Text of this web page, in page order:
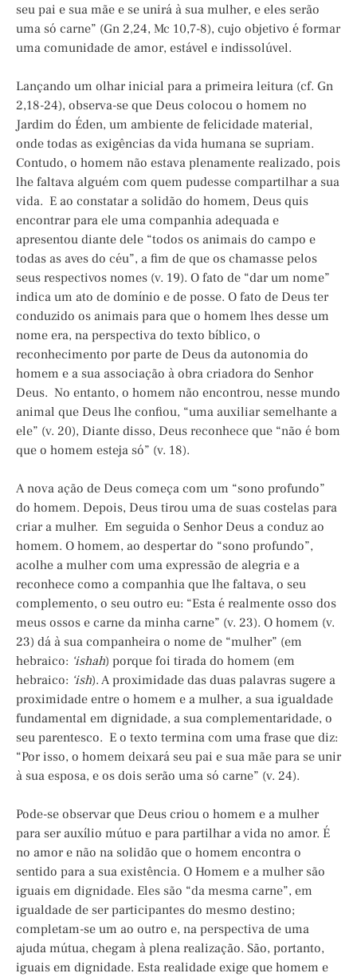
seu pai e sua mãe e se unirá à sua mulher, e eles serão
uma só carne” (Gn 2,24, Mc 10,7-8), cujo objetivo é formar
uma comunidade de amor, estável e indissolúvel.
Lançando um olhar inicial para a primeira leitura (cf. Gn
2,18-24), observa-se que Deus colocou o homem no
Jardim do Éden, um ambiente de felicidade material,
onde todas as exigências da vida humana se supriam.
Contudo, o homem não estava plenamente realizado, pois
lhe faltava alguém com quem pudesse compartilhar a sua
vida. E ao constatar a solidão do homem, Deus quis
encontrar para ele uma companhia adequada e
apresentou diante dele “todos os animais do campo e
todas as aves do céu”, a fim de que os chamasse pelos
seus respectivos nomes (v. 19). O fato de “dar um nome”
indica um ato de domínio e de posse. O fato de Deus ter
conduzido os animais para que o homem lhes desse um
nome era, na perspectiva do texto bíblico, o
reconhecimento por parte de Deus da autonomia do
homem e a sua associação à obra criadora do Senhor
Deus. No entanto, o homem não encontrou, nesse mundo
animal que Deus lhe confiou, “uma auxiliar semelhante a
ele” (v. 20), Diante disso, Deus reconhece que “não é bom
que o homem esteja só” (v. 18).
A nova ação de Deus começa com um “sono profundo”
do homem. Depois, Deus tirou uma de suas costelas para
criar a mulher. Em seguida o Senhor Deus a conduz ao
homem. O homem, ao despertar do “sono profundo”,
acolhe a mulher com uma expressão de alegria e a
reconhece como a companhia que lhe faltava, o seu
complemento, o seu outro eu: “Esta é realmente osso dos
meus ossos e carne da minha carne” (v. 23). O homem (v.
23) dá à sua companheira o nome de “mulher” (em
hebraico: ‘ishah) porque foi tirada do homem (em
hebraico: ‘ish). A proximidade das duas palavras sugere a
proximidade entre o homem e a mulher, a sua igualdade
fundamental em dignidade, a sua complementaridade, o
seu parentesco. E o texto termina com uma frase que diz:
“Por isso, o homem deixará seu pai e sua mãe para se unir
à sua esposa, e os dois serão uma só carne” (v. 24).
Pode-se observar que Deus criou o homem e a mulher
para ser auxílio mútuo e para partilhar a vida no amor. É
no amor e não na solidão que o homem encontra o
sentido para a sua existência. O Homem e a mulher são
iguais em dignidade. Eles são “da mesma carne”, em
igualdade de ser participantes do mesmo destino;
completam-se um ao outro e, na perspectiva de uma
ajuda mútua, chegam à plena realização. São, portanto,
iguais em dignidade. Esta realidade exige que homem e